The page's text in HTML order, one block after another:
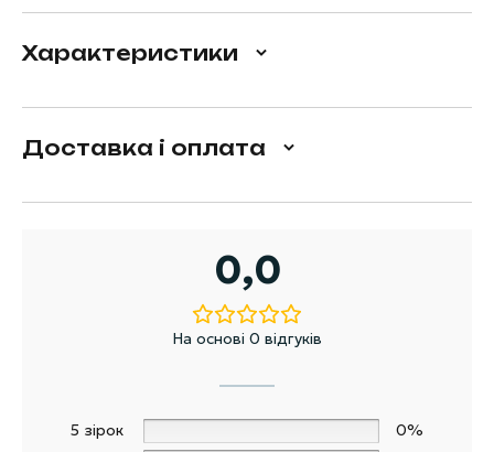
Характеристики
Доставка і оплата
0,0
На основі 0 відгуків
5 зірок
0%